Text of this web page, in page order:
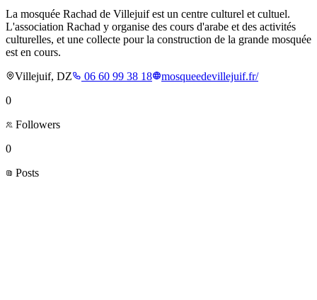
La mosquée Rachad de Villejuif est un centre culturel et cultuel.
L'association Rachad y organise des cours d'arabe et des activités
culturelles, et une collecte pour la construction de la grande mosquée
est en cours.
Villejuif, DZ
06 60 99 38 18
mosqueedevillejuif.fr/
0
Followers
0
Posts